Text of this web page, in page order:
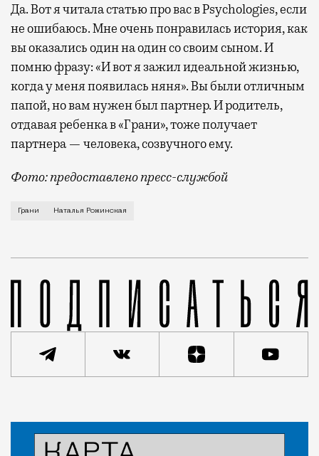
Да. Вот я читала статью про вас в Psychologies, если
не ошибаюсь. Мне очень понравилась история, как
вы оказались один на один со своим сыном. И
помню фразу: «И вот я зажил идеальной жизнью,
когда у меня появилась няня». Вы были отличным
папой, но вам нужен был партнер. И родитель,
отдавая ребенка в «Грани», тоже получает
партнера — человека, созвучного ему.
Фото: предоставлено пресс-службой
Проекту «Грани» исполняется двадцать лет. За
Грани Наталья Рожинская
Статья
Люди
Игорь Шулинский